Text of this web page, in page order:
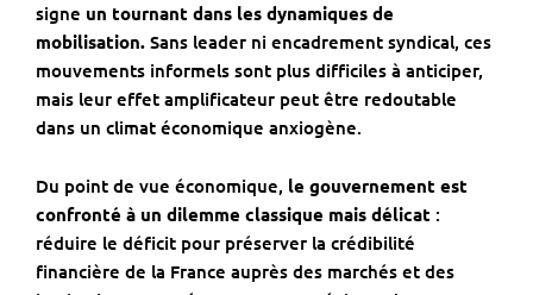
signe un tournant dans les dynamiques de
mobilisation. Sans leader ni encadrement syndical, ces
mouvements informels sont plus difficiles à anticiper,
mais leur effet amplificateur peut être redoutable
dans un climat économique anxiogène.
Du point de vue économique, le gouvernement est
confronté à un dilemme classique mais délicat :
réduire le déficit pour préserver la crédibilité
financière de la France auprès des marchés et des